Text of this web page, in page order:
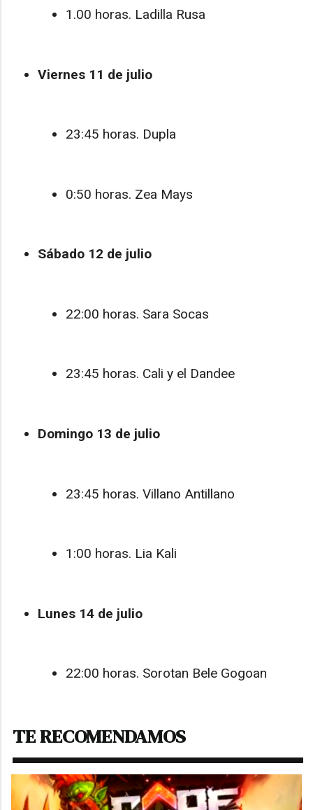
1.00 horas. Ladilla Rusa
Viernes 11 de julio
23:45 horas. Dupla
0:50 horas. Zea Mays
Sábado 12 de julio
22:00 horas. Sara Socas
23:45 horas. Cali y el Dandee
Domingo 13 de julio
23:45 horas. Villano Antillano
1:00 horas. Lia Kali
Lunes 14 de julio
22:00 horas. Sorotan Bele Gogoan
TE RECOMENDAMOS